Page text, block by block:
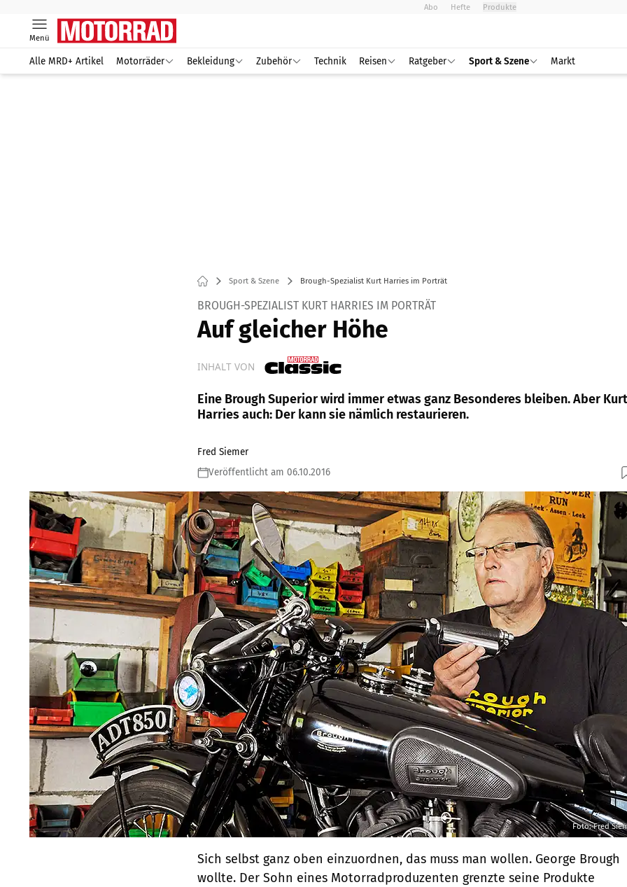
Abo Hefte Produkte
Menü
Alle MRD+ Artikel Motorräder Bekleidung Zubehör Technik Reisen Ratgeber Sport & Szene Markt
Sport & Szene Brough-Spezialist Kurt Harries im Porträt
BROUGH-SPEZIALIST KURT HARRIES IM PORTRÄT
Auf gleicher Höhe
INHALT VON
Eine Brough Superior wird immer etwas ganz Besonderes bleiben. Aber Kurt
Harries auch: Der kann sie nämlich restaurieren.
Fred Siemer
Veröffentlicht am 06.10.2016
Foto: Fred
Sich selbst ganz oben einzuordnen, das muss man wollen. George Brough
wollte. Der Sohn eines Motorradproduzenten grenzte seine Produkte